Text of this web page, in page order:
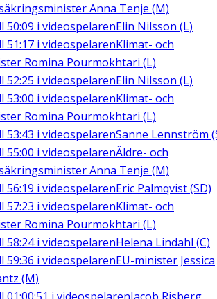
Anna Tenje (M)
50:09 i videospelarenElin Nilsson (L)
51:17 i videospelarenKlimat- och
Romina Pourmokhtari (L)
52:25 i videospelarenElin Nilsson (L)
53:00 i videospelarenKlimat- och
Romina Pourmokhtari (L)
53:43 i videospelarenSanne Lennström
55:00 i videospelarenÄldre- och
Anna Tenje (M)
56:19 i videospelarenEric Palmqvist (SD)
57:23 i videospelarenKlimat- och
Romina Pourmokhtari (L)
58:24i videospelarenHelena Lindahl (C)
59:36 i videospelarenEU-minister Jessica
(M)